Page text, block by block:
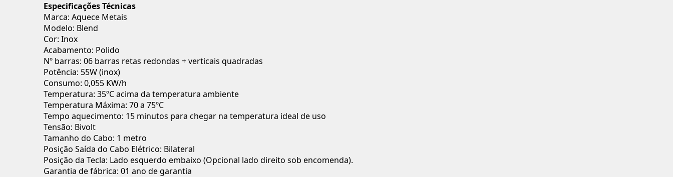
Especificações Técnicas
Marca: Aquece Metais
Modelo: Blend
Cor: Inox
Acabamento: Polido
Nº barras: 06 barras retas redondas + verticais quadradas
Potência: 55W (inox)
Consumo: 0,055 KW/h
Temperatura: 35ºC acima da temperatura ambiente
Temperatura Máxima: 70 a 75ºC
Tempo aquecimento: 15 minutos para chegar na temperatura ideal de uso
Tensão: Bivolt
Tamanho do Cabo: 1 metro
Posição Saída do Cabo Elétrico: Bilateral
Posição da Tecla: Lado esquerdo embaixo (Opcional lado direito sob encomenda).
Garantia de fábrica: 01 ano de garantia